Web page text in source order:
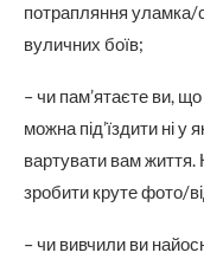
потрапляння уламка/
вуличних боїв;
– чи пам’ятаєте ви,
можна під’їздити ні
вартувати вам життя.
зробити круте фото/
– чи вивчили ви